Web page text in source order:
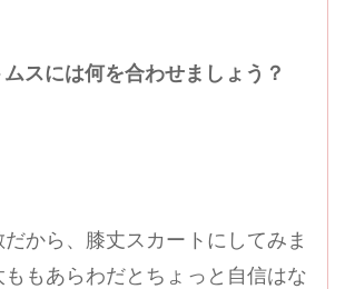
スには何を合わせましょう？
から、膝丈スカートにしてみま
ももあらわだとちょっと自信はな